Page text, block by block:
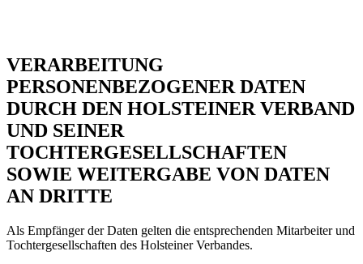
VERARBEITUNG
PERSONENBEZOGENER DATEN
DURCH DEN HOLSTEINER VERBAND
UND SEINER
TOCHTERGESELLSCHAFTEN
SOWIE WEITERGABE VON DATEN
AN DRITTE
Als Empfänger der Daten gelten die entsprechenden Mitarbeiter und
Tochtergesellschaften des Holsteiner Verbandes.